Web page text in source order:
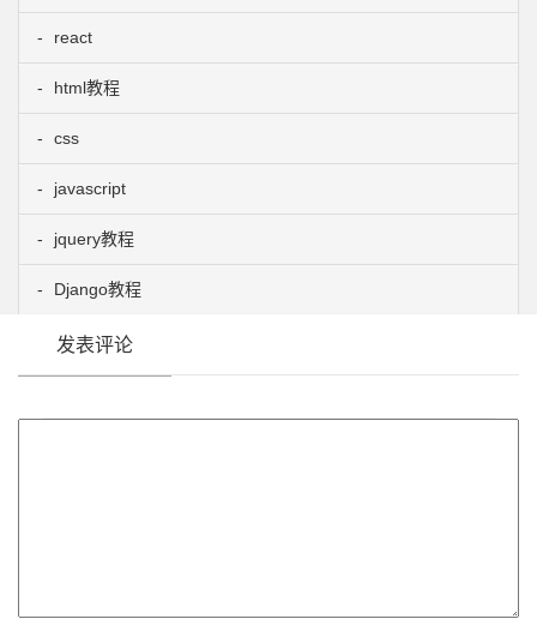
react
html教程
css
javascript
jquery教程
Django教程
发表评论